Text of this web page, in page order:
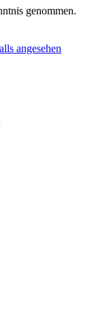
genommen.
angesehen